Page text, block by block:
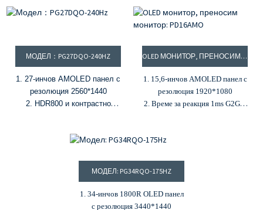
МОДЕЛ：PG27DQO-240HZ
1. 27-инчов AMOLED панел с
резолюция 2560*1440
2. HDR800 и контрастно
240Hz и време за реакция
97% NTSC цветова гама
USB-C с PD 90W
OLED МОНИТОР, ПРЕНОСИМ МОНИТОР: PD16AMO
1. 15,6-инчов AMOLED панел с
резолюция 1920*1080
2. Време за реакция 1ms G2G и
100 000:1 и 400 cd/m²
МОДЕЛ: PG34RQO-175HZ
1. 34-инчов 1800R OLED панел
с резолюция 3440*1440